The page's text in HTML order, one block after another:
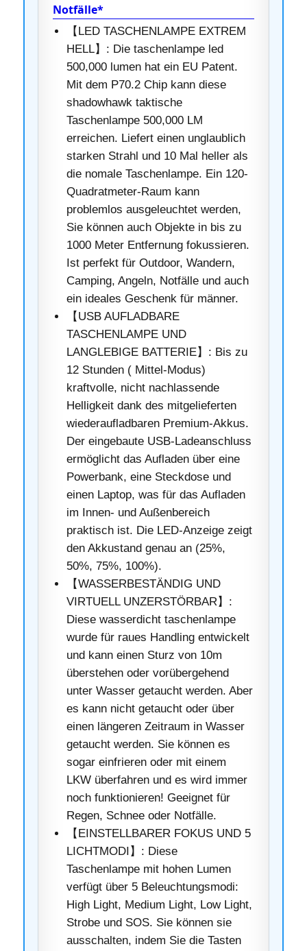
Notfälle*
【LED TASCHENLAMPE EXTREM
HELL】: Die taschenlampe led
500,000 lumen hat ein EU Patent.
Mit dem P70.2 Chip kann diese
shadowhawk taktische
Taschenlampe 500,000 LM
erreichen. Liefert einen unglaublich
starken Strahl und 10 Mal heller als
die nomale Taschenlampe. Ein 120-
Quadratmeter-Raum kann
problemlos ausgeleuchtet werden,
Sie können auch Objekte in bis zu
1000 Meter Entfernung fokussieren.
Ist perfekt für Outdoor, Wandern,
Camping, Angeln, Notfälle und auch
ein ideales Geschenk für männer.
【USB AUFLADBARE
TASCHENLAMPE UND
LANGLEBIGE BATTERIE】: Bis zu
12 Stunden ( Mittel-Modus)
kraftvolle, nicht nachlassende
Helligkeit dank des mitgelieferten
wiederaufladbaren Premium-Akkus.
Der eingebaute USB-Ladeanschluss
ermöglicht das Aufladen über eine
Powerbank, eine Steckdose und
einen Laptop, was für das Aufladen
im Innen- und Außenbereich
praktisch ist. Die LED-Anzeige zeigt
den Akkustand genau an (25%,
50%, 75%, 100%).
【WASSERBESTÄNDIG UND
VIRTUELL UNZERSTÖRBAR】:
Diese wasserdicht taschenlampe
wurde für raues Handling entwickelt
und kann einen Sturz von 10m
überstehen oder vorübergehend
unter Wasser getaucht werden. Aber
es kann nicht getaucht oder über
einen längeren Zeitraum in Wasser
getaucht werden. Sie können es
sogar einfrieren oder mit einem
LKW überfahren und es wird immer
noch funktionieren! Geeignet für
Regen, Schnee oder Notfälle.
【EINSTELLBARER FOKUS UND 5
LICHTMODI】: Diese
Taschenlampe mit hohen Lumen
verfügt über 5 Beleuchtungsmodi:
High Light, Medium Light, Low Light,
Strobe und SOS. Sie können sie
ausschalten, indem Sie die Tasten